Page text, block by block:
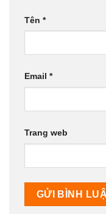
Tên *
Email *
Trang web